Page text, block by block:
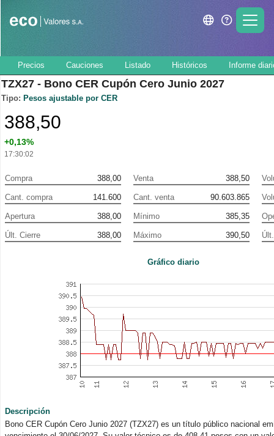
Precios Cauciones Listado Históricos Informe
TZX27 - Bono CER Cupón Cero Junio 2027
Tipo: Pesos ajustable por CER
388,50
+0,13%
17:30:02
Compra 388,00
Cant. compra 141.600
Apertura 388,00
Últ. Cierre 388,00
Venta 388,50
Cant. venta 90.603.865
Mínimo 385,35
Máximo 390,50
Gráfico diario
Descripción
Bono CER Cupón Cero Junio 2027 (TZX27) es un título público nacional